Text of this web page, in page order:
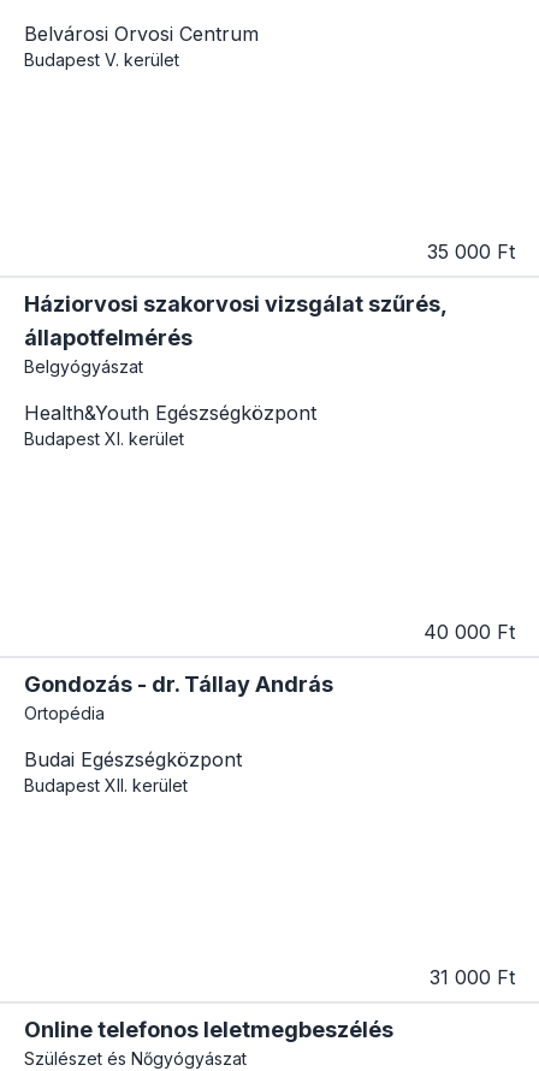
Belvárosi Orvosi Centrum
Budapest V. kerület
35 000 Ft
Háziorvosi szakorvosi vizsgálat szűrés,
állapotfelmérés
Belgyógyászat
Health&Youth Egészségközpont
Budapest XI. kerület
40 000 Ft
Gondozás - dr. Tállay András
Ortopédia
Budai Egészségközpont
Budapest XII. kerület
31 000 Ft
Online telefonos leletmegbeszélés
Szülészet és Nőgyógyászat